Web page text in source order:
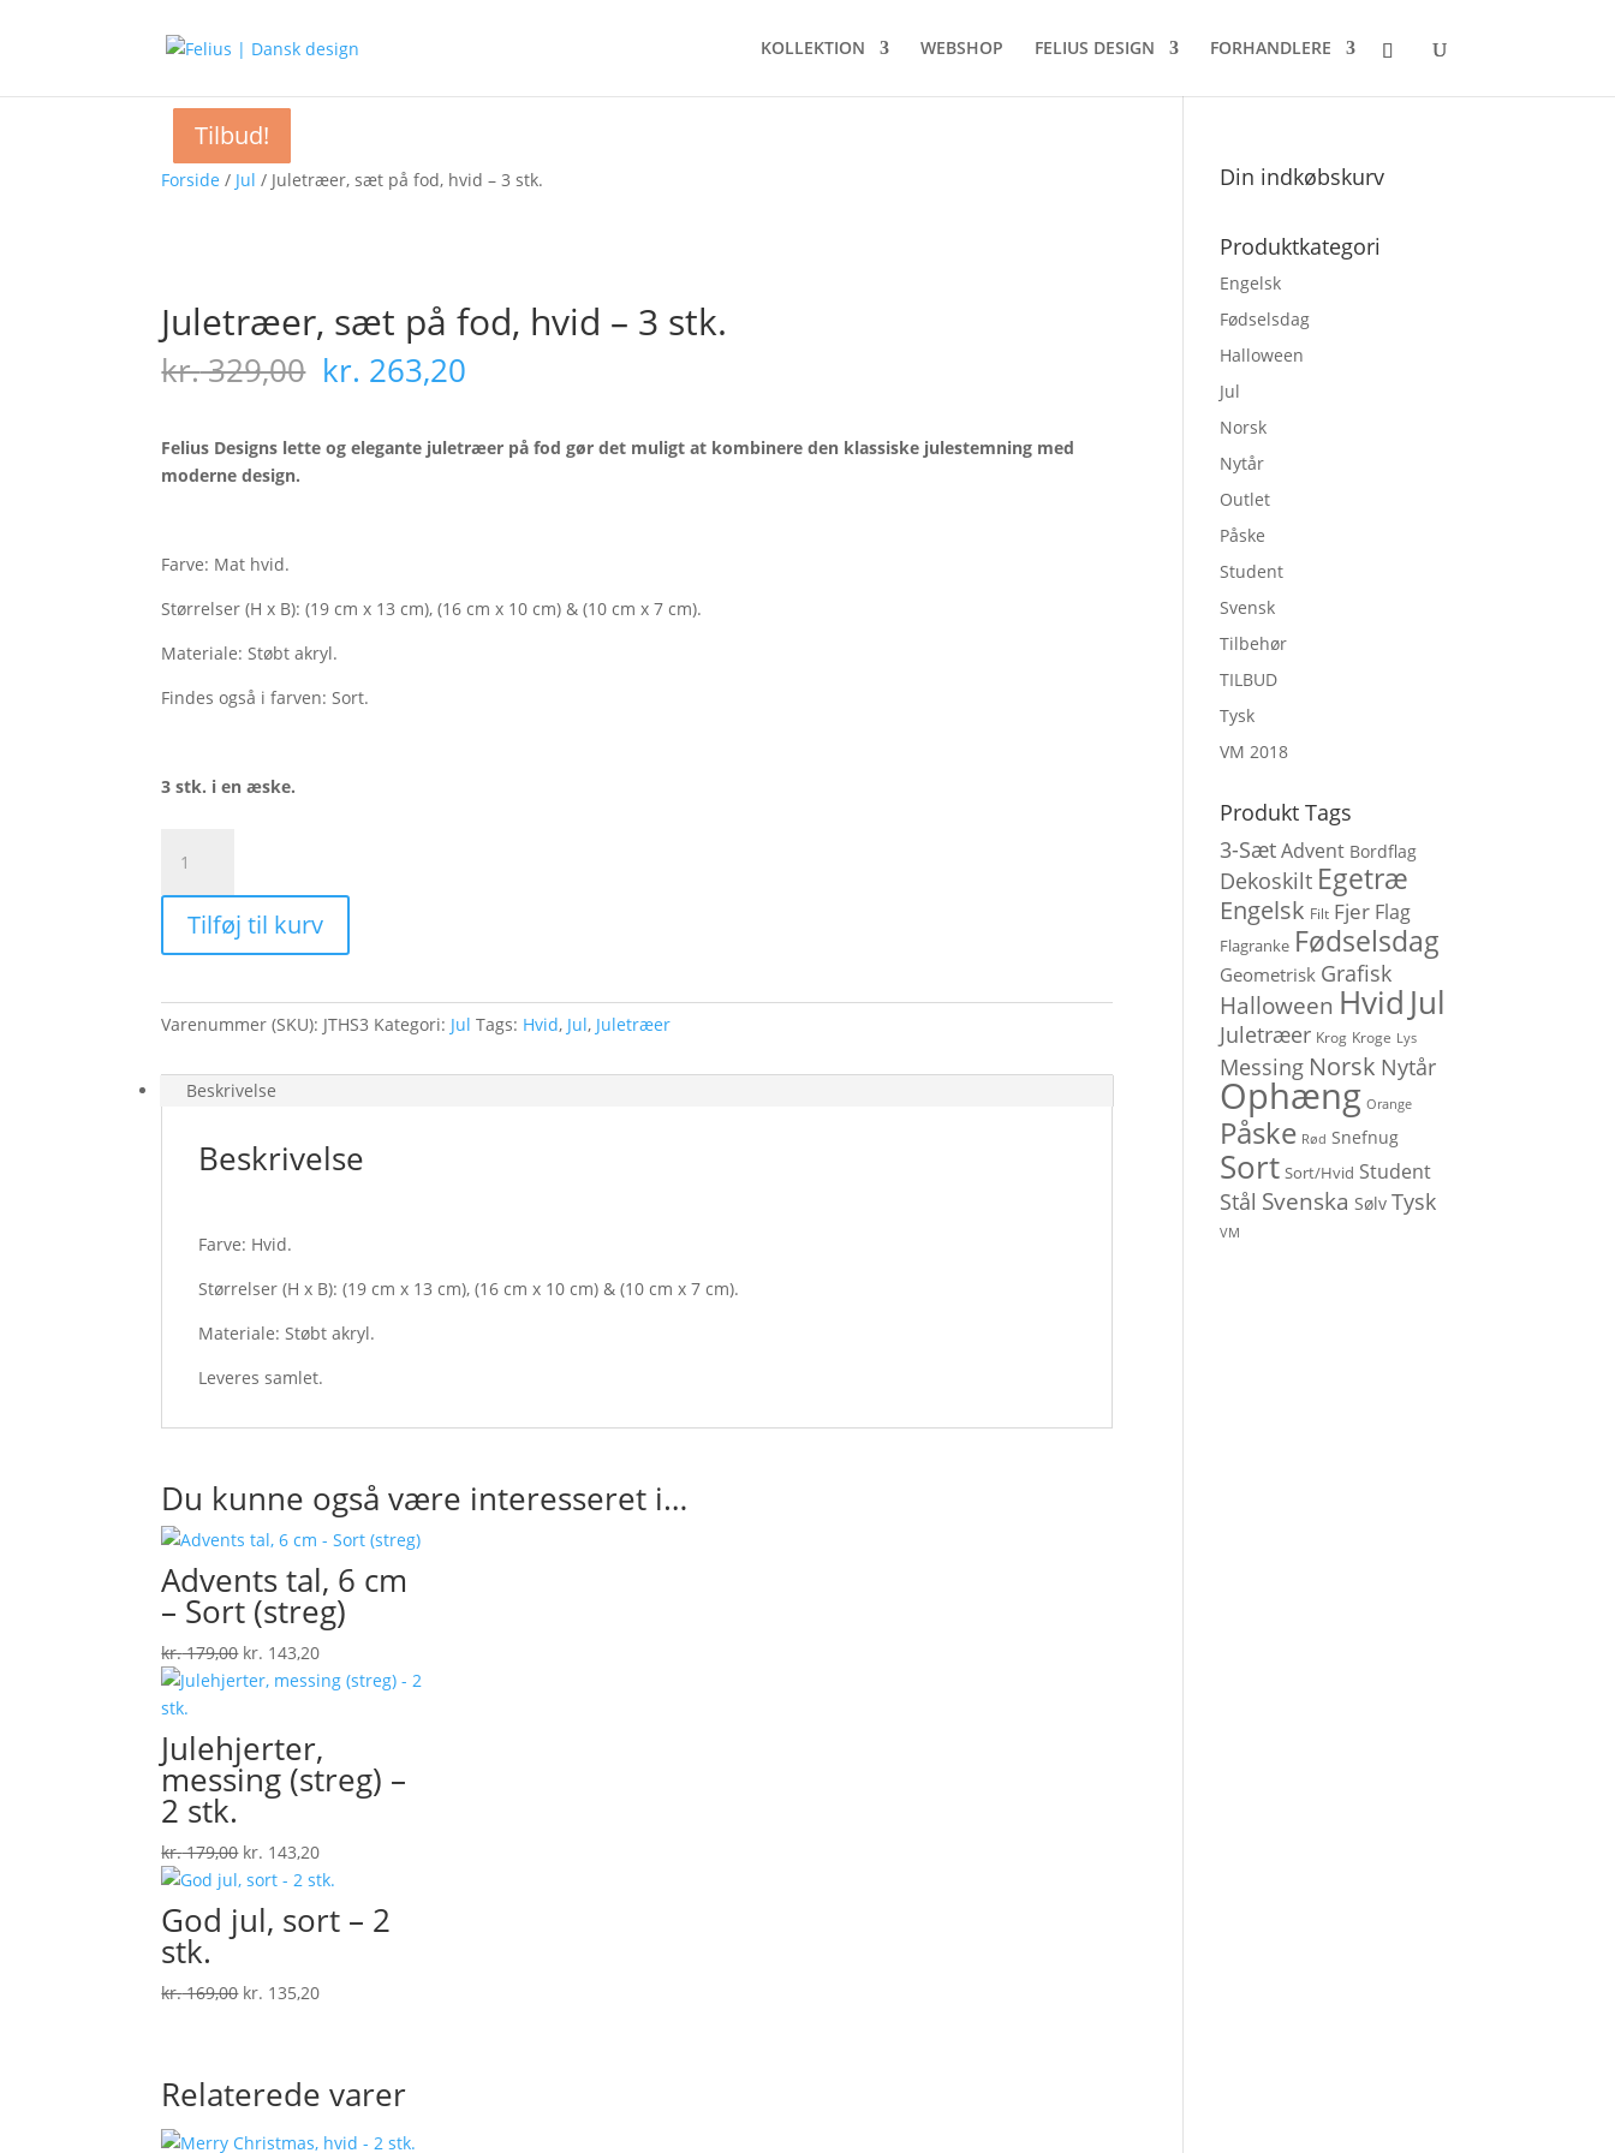
KOLLEKTION WEBSHOP FELIUS DESIGN FORHANDLERE
Forside / Jul / Juletræer, sæt på fod, hvid – 3 stk.
Tilbud!
Juletræer, sæt på fod, hvid – 3 stk.
kr.329,00 Den
oprindelige
var:
kr. 263,20
er:
Felius Designs lette og elegante juletræer på fod gør det muligt at kombinere den klassiske julestemning med
moderne design.
Farve: Mat hvid.
Størrelser (H x B): (19 cm x 13 cm), (16 cm x 10 cm) & (10 cm x 7 cm).
Materiale: Støbt akryl.
Findes også i farven: Sort.
3 stk. i en æske.
sæt
på
fod,
hvid
3
stk.
Tilføj til kurv
Varenummer (SKU): JTHS3 Kategori: Jul Tags: Hvid, Jul, Juletræer
Beskrivelse
Beskrivelse
Farve: Hvid.
Størrelser (H x B): (19 cm x 13 cm), (16 cm x 10 cm) & (10 cm x 7 cm).
Materiale: Støbt akryl.
Leveres samlet.
Du kunne også være interesseret i…
Tilbud!
Advents tal, 6 cm
– Sort (streg)
kr.179,00 Den
oprindelige
kr. 179,00.
kr. 143,20Den
aktuelle
kr. 143,20.
Tilbud!
Julehjerter,
messing (streg) –
2 stk.
kr.179,00 Den
oprindelige
pris
var:
kr. 143,20Den
aktuelle
pris
er:
Tilbud!
God jul, sort – 2
stk.
kr.169,00 Den
kr. 169,00.
kr. 135,20Den
kr. 135,20.
Relaterede varer
Tilbud!
Tilbud!
Tilbud!
Din indkøbskurv
Produktkategori
Engelsk
Fødselsdag
Halloween
Jul
Norsk
Nytår
Outlet
Påske
Student
Svensk
Tilbehør
TILBUD
Tysk
VM 2018
Produkt Tags
3-SætAdvent Bordflag
Dekoskilt Egetræ
Engelsk Filt Fjer Flag
Flagranke Fødselsdag
Geometrisk Grafisk
Halloween Hvid Jul
Juletræer Krog Kroge Lys
Messing Norsk Nytår
Ophæng Orange
Påske Rød Snefnug
Sort Sort/Hvid Student
Stål Svenska Sølv Tysk
VM